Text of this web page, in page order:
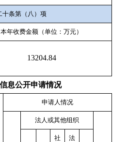
十条第（八）项
本年收费金额（单位：万元）
13204.84
公开申请情况
申请人情况
法人或其他组织
社 法